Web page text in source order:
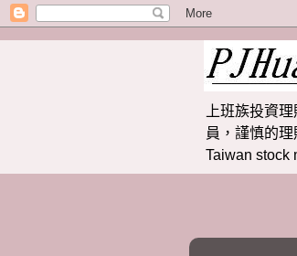
上班族投資
員，謹慎的
Taiwan stock